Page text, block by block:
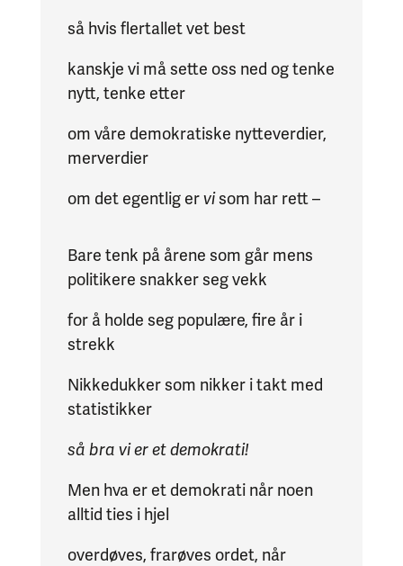
så hvis flertallet vet best
kanskje vi må sette oss ned og tenke
nytt, tenke etter
om våre demokratiske nytteverdier,
merverdier
om det egentlig ervisom har rett –
Bare tenk på årene som går mens
politikere snakker seg vekk
for å holde seg populære, fire år i
strekk
Nikkedukker som nikker i takt med
statistikker
så bra vi er et demokrati!
Men hva er et demokrati når noen
alltid ties i hjel
overdøves, frarøves ordet, når